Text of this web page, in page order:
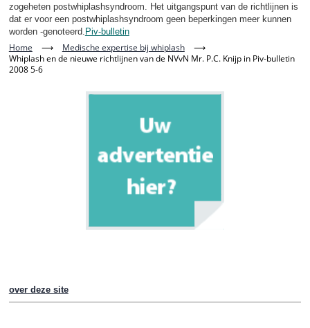
zogeheten postwhiplashsyndroom. Het uitgangspunt van de richtlijnen is
dat er voor een postwhiplashsyndroom geen beperkingen meer kunnen
worden -genoteerd. Piv-bulletin
Home ⟶ Medische expertise bij whiplash
⟶
Whiplash en de nieuwe richtlijnen van de NVvN Mr. P.C. Knijp in Piv-bulletin
2008 5-6
over deze site